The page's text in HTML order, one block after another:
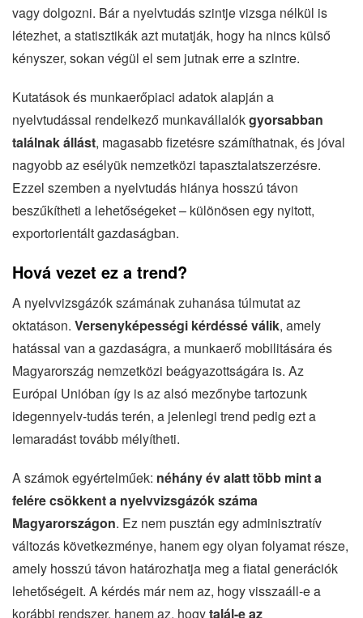
vagy dolgozni. Bár a nyelvtudás szintje vizsga nélkül is
létezhet, a statisztikák azt mutatják, hogy ha nincs külső
kényszer, sokan végül el sem jutnak erre a szintre.
Kutatások és munkaerőpiaci adatok alapján a
nyelvtudással rendelkező munkavállalókgyorsabban
találnak állást, magasabb fizetésre számíthatnak, és jóval
nagyobb az esélyük nemzetközi tapasztalatszerzésre.
Ezzel szemben a nyelvtudás hiánya hosszú távon
beszűkítheti a lehetőségeket – különösen egy nyitott,
exportorientált gazdaságban.
Hová vezet ez a trend?
A nyelvvizsgázók számának zuhanása túlmutat az
oktatáson. Versenyképességi kérdéssé válik, amely
hatással van a gazdaságra, a munkaerő mobilitására és
Magyarország nemzetközi beágyazottságára is. Az
Európai Unióban így is az alsó mezőnybe tartozunk
idegennyelv-tudás terén, a jelenlegi trend pedig ezt a
lemaradást tovább mélyítheti.
A számok egyértelműek: néhány év alatt több mint a
felére csökkent a nyelvvizsgázók száma
Magyarországon. Ez nem pusztán egy adminisztratív
változás következménye, hanem egy olyan folyamat része,
amely hosszú távon határozhatja meg a fiatal generációk
lehetőségeit. A kérdés már nem az, hogy visszaáll-e a
korábbi rendszer, hanem az, hogytalál-e az